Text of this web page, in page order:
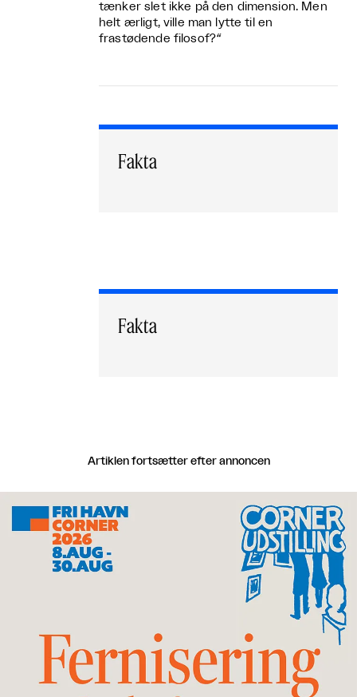
tænker slet ikke på den dimension. Men
helt ærligt, ville man lytte til en
frastødende filosof?“
Fakta
Fakta
Artiklen fortsætter efter annoncen